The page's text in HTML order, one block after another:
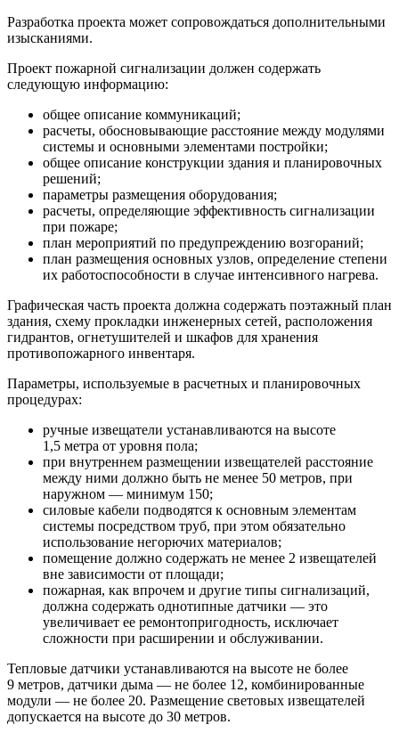
Разработка проекта может сопровождаться дополнительными
изысканиями.
Проект пожарной сигнализации должен содержать
следующую информацию:
общее описание коммуникаций;
расчеты, обосновывающие расстояние между модулями
системы и основными элементами постройки;
общее описание конструкции здания и планировочных
решений;
параметры размещения оборудования;
расчеты, определяющие эффективность сигнализации
при пожаре;
план мероприятий по предупреждению возгораний;
план размещения основных узлов, определение степени
их работоспособности в случае интенсивного нагрева.
Графическая часть проекта должна содержать поэтажный план
здания, схему прокладки инженерных сетей, расположения
гидрантов, огнетушителей и шкафов для хранения
противопожарного инвентаря.
Параметры, используемые в расчетных и планировочных
процедурах:
ручные извещатели устанавливаются на высоте
1,5 метра от уровня пола;
при внутреннем размещении извещателей расстояние
между ними должно быть не менее 50 метров, при
наружном — минимум 150;
силовые кабели подводятся к основным элементам
системы посредством труб, при этом обязательно
использование негорючих материалов;
помещение должно содержать не менее 2 извещателей
вне зависимости от площади;
пожарная, как впрочем и другие типы сигнализаций,
должна содержать однотипные датчики — это
увеличивает ее ремонтопригодность, исключает
сложности при расширении и обслуживании.
Тепловые датчики устанавливаются на высоте не более
9 метров, датчики дыма — не более 12, комбинированные
модули — не более 20. Размещение световых извещателей
допускается на высоте до 30 метров.